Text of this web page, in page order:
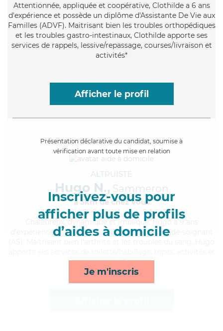
Attentionnée, appliquée et coopérative, Clothilde a 6 ans
d'expérience et possède un diplôme d'Assistante De Vie aux
Familles (ADVF). Maitrisant bien les troubles orthopédiques
et les troubles gastro-intestinaux, Clothilde apporte ses
services de rappels, lessive/repassage, courses/livraison et
activités*
Afficher le profil
Présentation déclarative du candidat, soumise à
vérification avant toute mise en relation
Inscrivez-vous pour
afficher plus de profils
d’aides à domicile
Je m'inscris
ALTRUISTE
Hugo N., Sammeron
à 5km de chez Vous
, dynamique et impliqué, Hugo a 9 ans
d'expérience et possède un diplôme d'Etat d'aide-soignant
rappels*